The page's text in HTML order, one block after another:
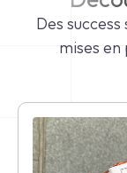
Des
mises